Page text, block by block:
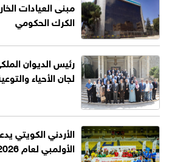
مبنى العيادات
الكرك الحكومي
رئيس الديوان
لجان الأحياء
الأردني الكويتي
الأولمبي لعام 2026